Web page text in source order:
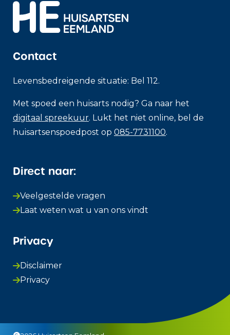
Contact
Levensbedreigende situatie: Bel 112.
Met spoed een huisarts nodig? Ga naar het
digitaal spreekuur. Lukt het niet online, bel de
huisartsenspoedpost op 085-7731100.
Direct naar:
Veelgestelde vragen
Laat weten wat u van ons vindt
Privacy
Disclaimer
Privacy